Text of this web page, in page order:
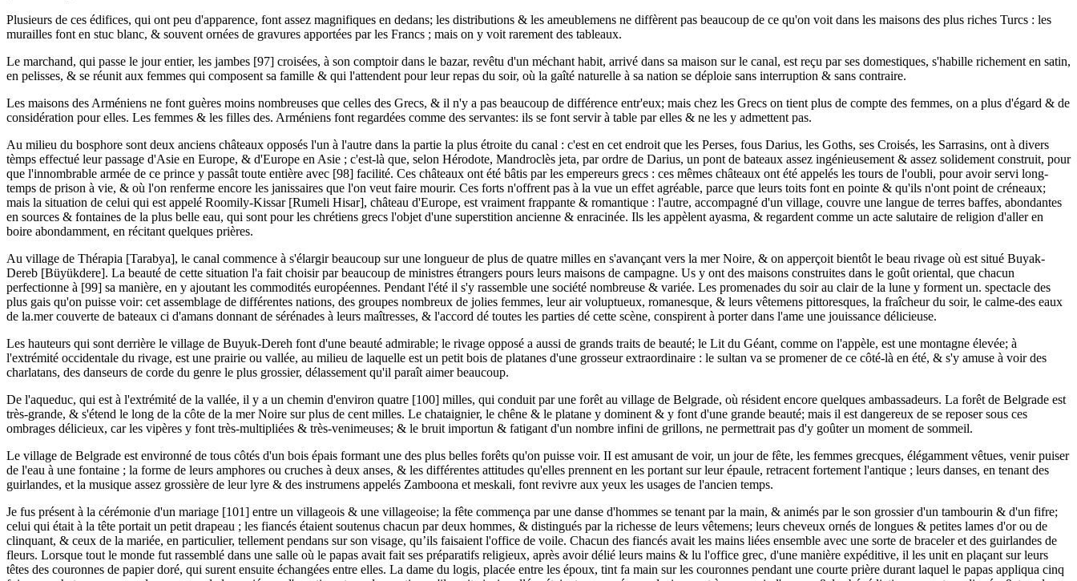
Plusieurs de ces édifices, qui ont peu d'apparence, font assez magnifiques en dedans; les distributions & les ameublemens ne diffèrent pas beaucoup de ce qu'on voit dans les maisons des plus riches Turcs : les
murailles font en stuc blanc, & souvent ornées de gravures apportées par les Francs ; mais on y voit rarement des tableaux.
Le marchand, qui passe le jour entier, les jambes [97] croisées, à son comptoir dans le bazar, revêtu d'un méchant habit, arrivé dans sa maison sur le canal, est reçu par ses domestiques, s'habille richement en satin,
en pelisses, & se réunit aux femmes qui composent sa famille & qui l'attendent pour leur repas du soir, où la gaîté naturelle à sa nation se déploie sans interruption & sans contraire.
Les maisons des Arméniens ne font guères moins nombreuses que celles des Grecs, & il n'y a pas beaucoup de différence entr'eux; mais chez les Grecs on tient plus de compte des femmes, on a plus d'égard & de
considération pour elles. Les femmes & les filles des. Arméniens font regardées comme des servantes: ils se font servir à table par elles & ne les y admettent pas.
Au milieu du bosphore sont deux anciens châteaux opposés l'un à l'autre dans la partie la plus étroite du canal : c'est en cet endroit que les Perses, fous Darius, les Goths, ses Croisés, les Sarrasins, ont à divers
tèmps effectué leur passage d'Asie en Europe, & d'Europe en Asie ; c'est-là que, selon Hérodote, Mandroclès jeta, par ordre de Darius, un pont de bateaux assez ingénieusement & assez solidement construit, pour
que l'innombrable armée de ce prince y passât toute entière avec [98] facilité. Ces châteaux ont été bâtis par les empereurs grecs : ces mêmes châteaux ont été appelés les tours de l'oubli, pour avoir servi long-
temps de prison à vie, & où l'on renferme encore les janissaires que l'on veut faire mourir. Ces forts n'offrent pas à la vue un effet agréable, parce que leurs toits font en pointe & qu'ils n'ont point de créneaux;
mais la situation de celui qui est appelé Roomily-Kissar [Rumeli Hisar], château d'Europe, est vraiment frappante & romantique : l'autre, accompagné d'un village, couvre une langue de terres baffes, abondantes
en sources & fontaines de la plus belle eau, qui sont pour les chrétiens grecs l'objet d'une superstition ancienne & enracinée. Ils les appèlent ayasma, & regardent comme un acte salutaire de religion d'aller en
boire abondamment, en récitant quelques prières.
Au village de Thérapia [Tarabya], le canal commence à s'élargir beaucoup sur une longueur de plus de quatre milles en s'avançant vers la mer Noire, & on apperçoit bientôt le beau rivage où est situé Buyak-
Dereb [Büyükdere]. La beauté de cette situation l'a fait choisir par beaucoup de ministres étrangers pours leurs maisons de campagne. Us y ont des maisons construites dans le goût oriental, que chacun
perfectionne à [99] sa manière, en y ajoutant les commodités européennes. Pendant l'été il s'y rassemble une société nombreuse & variée. Les promenades du soir au clair de la lune y forment un. spectacle des
plus gais qu'on puisse voir: cet assemblage de différentes nations, des groupes nombreux de jolies femmes, leur air voluptueux, romanesque, & leurs vêtemens pittoresques, la fraîcheur du soir, le calme-des eaux
de la.mer couverte de bateaux ci d'amans donnant de sérénades à leurs maîtresses, & l'accord dé toutes les parties dé cette scène, conspirent à porter dans l'ame une jouissance délicieuse.
Les hauteurs qui sont derrière le village de Buyuk-Dereh font d'une beauté admirable; le rivage opposé a aussi de grands traits de beauté; le Lit du Géant, comme on l'appèle, est une montagne élevée; à
l'extrémité occidentale du rivage, est une prairie ou vallée, au milieu de laquelle est un petit bois de platanes d'une grosseur extraordinaire : le sultan va se promener de ce côté-là en été, & s'y amuse à voir des
charlatans, des danseurs de corde du genre le plus grossier, délassement qu'il paraît aimer beaucoup.
De l'aqueduc, qui est à l'extrémité de la vallée, il y a un chemin d'environ quatre [100] milles, qui conduit par une forêt au village de Belgrade, où résident encore quelques ambassadeurs. La forêt de Belgrade est
très-grande, & s'étend le long de la côte de la mer Noire sur plus de cent milles. Le chataignier, le chêne & le platane y dominent & y font d'une grande beauté; mais il est dangereux de se reposer sous ces
ombrages délicieux, car les vipères y font très-multipliées & très-venimeuses; & le bruit importun & fatigant d'un nombre infini de grillons, ne permettrait pas d'y goûter un moment de sommeil.
Le village de Belgrade est environné de tous côtés d'un bois épais formant une des plus belles forêts qu'on puisse voir. II est amusant de voir, un jour de fête, les femmes grecques, élégamment vêtues, venir puiser
de l'eau à une fontaine ; la forme de leurs amphores ou cruches à deux anses, & les différentes attitudes qu'elles prennent en les portant sur leur épaule, retracent fortement l'antique ; leurs danses, en tenant des
guirlandes, et la musique assez grossière de leur lyre & des instrumens appelés Zamboona et meskali, font revivre aux yeux les usages de l'ancien temps.
Je fus présent à la cérémonie d'un mariage [101] entre un villageois & une villageoise; la fête commença par une danse d'hommes se tenant par la main, & animés par le son grossier d'un tambourin & d'un fifre;
celui qui était à la tête portait un petit drapeau ; les fiancés étaient soutenus chacun par deux hommes, & distingués par la richesse de leurs vêtemens; leurs cheveux ornés de longues & petites lames d'or ou de
clinquant, & ceux de la mariée, en particulier, tellement pendans sur son visage, qu’ils faisaient l'office de voile. Chacun des fiancés avait les mains liées ensemble avec une sorte de braceler et des guirlandes de
fleurs. Lorsque tout le monde fut rassemblé dans une salle où le papas avait fait ses préparatifs religieux, après avoir délié leurs mains & lu l'office grec, d'une manière expéditive, il les unit en plaçant sur leurs
têtes des couronnes de papier doré, qui surent ensuite échangées entre elles. La dame du logis, placée entre les époux, tint fa main sur les couronnes pendant une courte prière durant laquel le papas appliqua cinq